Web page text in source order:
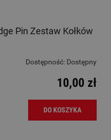
Pin Zestaw Kołków
Dostępność: Dostępny
10,00 zł
DO KOSZYKA